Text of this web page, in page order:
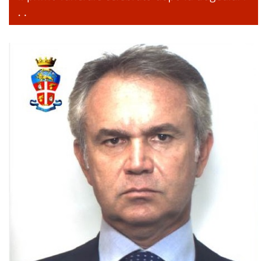
. .